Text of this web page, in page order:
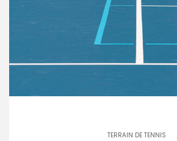
TERRAIN DE TENNIS